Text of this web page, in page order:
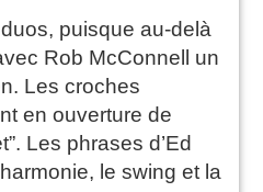
puisque au-delà
Rob McConnell un
Les croches
en ouverture de
Les phrases d’Ed
le swing et la